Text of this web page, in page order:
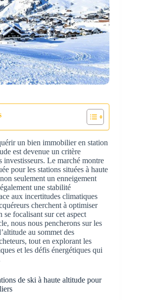
un bien immobilier en station
est devenue un critère
investisseurs. Le marché montre
pour les stations situées à haute
seulement un enneigement
une stabilité
aux incertitudes climatiques
cherchent à optimiser
se focalisant sur cet aspect
nous nous pencherons sur les
au sommet des
tout en explorant les
et les défis énergétiques qui
de ski à haute altitude pour